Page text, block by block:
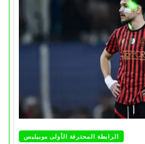
الرابطة المحترفة الأولى موبيليس